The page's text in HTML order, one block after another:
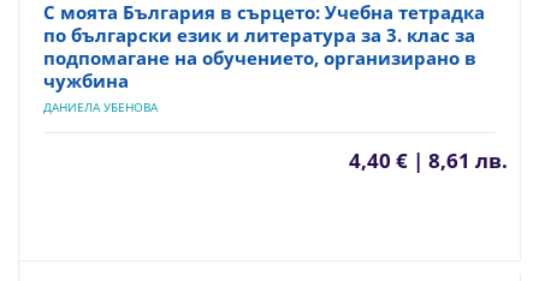
С моята България в сърцето: Учебна тетрадка
по български език и литература за 3. клас за
подпомагане на обучението, организирано в
чужбина
ДАНИЕЛА УБЕНОВА
4,40 € | 8,61 лв.